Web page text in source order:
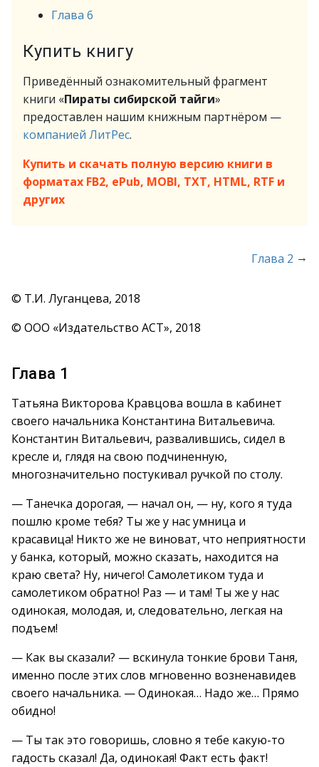
Глава 6
Купить книгу
Приведённый ознакомительный фрагмент
книги «Пираты сибирской тайги»
предоставлен нашим книжным партнёром —
компанией ЛитРес.
Купить и скачать полную версию книги в
форматах FB2, ePub, MOBI, TXT, HTML, RTF и
других
Глава 2 →
© Т.И. Луганцева, 2018
© ООО «Издательство АСТ», 2018
Глава 1
Татьяна Викторова Кравцова вошла в кабинет
своего начальника Константина Витальевича.
Константин Витальевич, развалившись, сидел в
кресле и, глядя на свою подчиненную,
многозначительно постукивал ручкой по столу.
— Танечка дорогая, — начал он, — ну, кого я туда
пошлю кроме тебя? Ты же у нас умница и
красавица! Никто же не виноват, что неприятности
у банка, который, можно сказать, находится на
краю света? Ну, ничего! Самолетиком туда и
самолетиком обратно! Раз — и там! Ты же у нас
одинокая, молодая, и, следовательно, легкая на
подъем!
— Как вы сказали? — вскинула тонкие брови Таня,
именно после этих слов мгновенно возненавидев
своего начальника. — Одинокая… Надо же… Прямо
обидно!
— Ты так это говоришь, словно я тебе какую-то
гадость сказал! Да, одинокая! Факт есть факт!